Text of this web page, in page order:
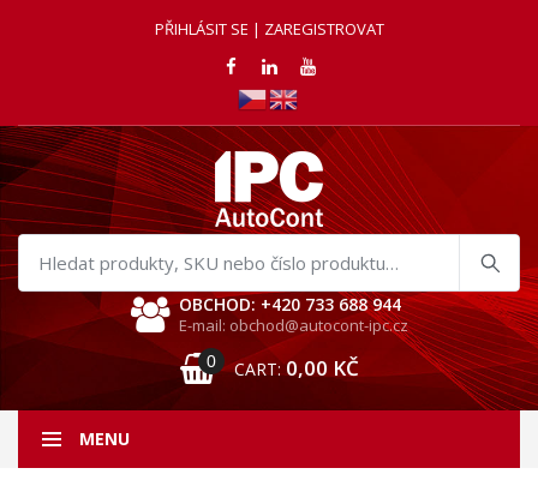
PŘIHLÁSIT SE | ZAREGISTROVAT
Hledat
produkty
OBCHOD: +420 733 688 944
E-mail: obchod@autocont-ipc.cz
0 CART: 0,00 KČ
MENU